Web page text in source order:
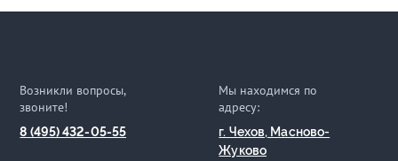
Возникли вопросы,
звоните!
8 (495) 432-05-55
Мы находимся по
адресу:
г. Чехов, Масново-
Жуково